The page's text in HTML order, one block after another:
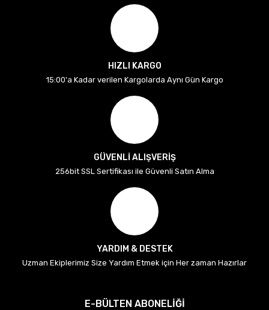
HIZLI KARGO
15:00'a Kadar verilen Kargolarda Aynı Gün Kargo
GÜVENLİ ALIŞVERİŞ
256bit SSL Sertifikası ile Güvenli Satın Alma
YARDIM & DESTEK
Uzman Ekiplerimiz Size Yardım Etmek için Her zaman Hazırlar
E-BÜLTEN ABONELİĞİ